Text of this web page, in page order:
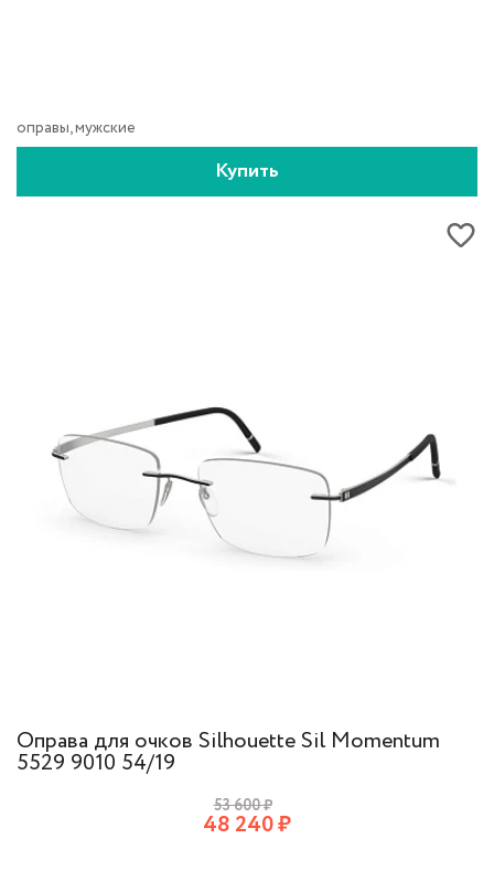
оправы, мужские
Купить
Оправа для очков Silhouette Sil Momentum
5529 9010 54/19
53 600₽
48 240₽